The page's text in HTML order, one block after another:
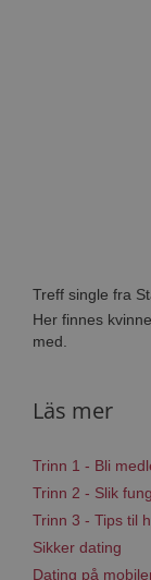
Treff single fra
Her finnes
med.
Läs mer
Trinn 1 - Bli
Trinn 2 - Slik
Trinn 3 - Tips til
Sikker dating
Dating på